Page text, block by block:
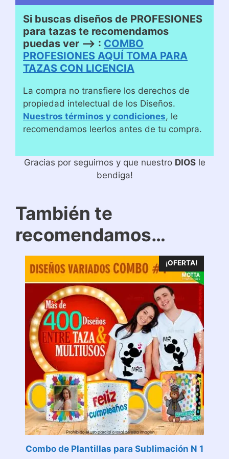
Si buscas diseños de PROFESIONES
para tazas te recomendamos
puedas ver –> : COMBO
PROFESIONES AQUÍ TOMA PARA
TAZAS CON LICENCIA
La compra no transfiere los derechos de
propiedad intelectual de los Diseños.
Nuestros términos y condiciones, le
recomendamos leerlos antes de tu compra.
Gracias por seguirnos y que nuestro DIOSle
bendiga!
También te
recomendamos…
¡OFERTA!
Combo de Plantillas para Sublimación N 1